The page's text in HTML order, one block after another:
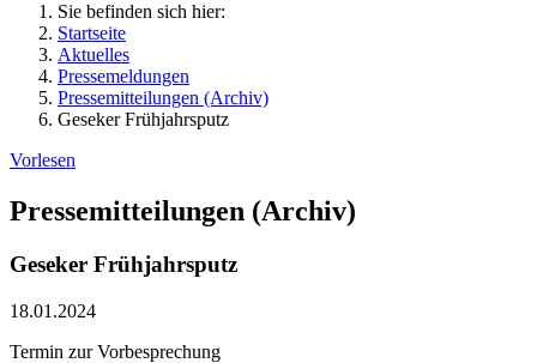
Sie befinden sich hier:
Startseite
Aktuelles
Pressemeldungen
Pressemitteilungen (Archiv)
Geseker Frühjahrsputz
Vorlesen
Pressemitteilungen (Archiv)
Geseker Frühjahrsputz
18.01.2024
Termin zur Vorbesprechung